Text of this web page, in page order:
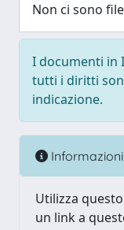
Non ci sono
I documenti in
tutti i diritti
indicazione.
Informazioni
Utilizza
un link a